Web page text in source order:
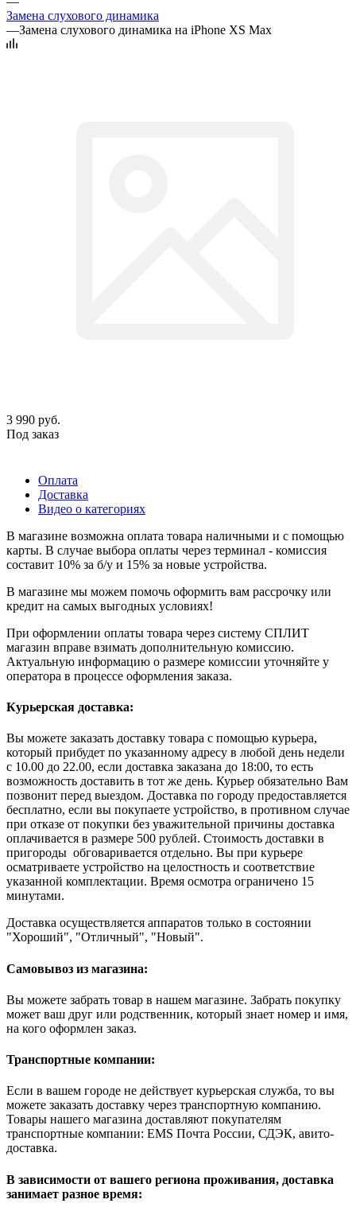
Замена слухового динамика
—Замена слухового динамика на iPhone XS Max
3 990 руб.
Под заказ
Оплата
Доставка
Видео о категориях
В магазине возможна оплата товара наличными и с помощью
карты. В случае выбора оплаты через терминал - комиссия
составит 10% за б/у и 15% за новые устройства.
В магазине мы можем помочь оформить вам рассрочку или
кредит на самых выгодных условиях!
При оформлении оплаты товара через систему СПЛИТ
магазин вправе взимать дополнительную комиссию.
Актуальную информацию о размере комиссии уточняйте у
оператора в процессе оформления заказа.
Курьерская доставка:
Вы можете заказать доставку товара с помощью курьера,
который прибудет по указанному адресу в любой день недели
с 10.00 до 22.00, если доставка заказана до 18:00, то есть
возможность доставить в тот же день. Курьер обязательно Вам
позвонит перед выездом. Доставка по городу предоставляется
бесплатно, если вы покупаете устройство, в противном случае
при отказе от покупки без уважительной причины доставка
оплачивается в размере 500 рублей. Стоимость доставки в
пригороды обговаривается отдельно. Вы при курьере
осматриваете устройство на целостность и соответствие
указанной комплектации. Время осмотра ограничено 15
минутами.
Доставка осуществляется аппаратов только в состоянии
"Хороший", "Отличный", "Новый".
Самовывоз из магазина:
Вы можете забрать товар в нашем магазине. Забрать покупку
может ваш друг или родственник, который знает номер и имя,
на кого оформлен заказ.
Транспортные компании:
Если в вашем городе не действует курьерская служба, то вы
можете заказать доставку через транспортную компанию.
Товары нашего магазина доставляют покупателям
транспортные компании: EMS Почта России, СДЭК, авито-
доставка.
В зависимости от вашего региона проживания, доставка
занимает разное время: